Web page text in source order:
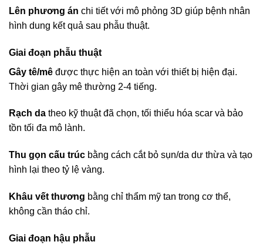
Lên phương án chi tiết với mô phỏng 3D giúp bệnh nhân
hình dung kết quả sau phẫu thuật.
Giai đoạn phẫu thuật
Gây tê/mê được thực hiện an toàn với thiết bị hiện đại.
Thời gian gây mê thường 2-4 tiếng.
Rạch da theo kỹ thuật đã chọn, tối thiểu hóa scar và bảo
tồn tối đa mô lành.
Thu gọn cấu trúc bằng cách cắt bỏ sụn/da dư thừa và tạo
hình lại theo tỷ lệ vàng.
Khâu vết thương bằng chỉ thẩm mỹ tan trong cơ thể,
không cần tháo chỉ.
Giai đoạn hậu phẫu